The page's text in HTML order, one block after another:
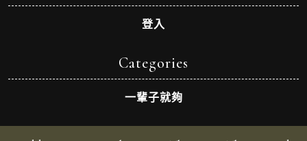
登入
Categories
一輩子就夠